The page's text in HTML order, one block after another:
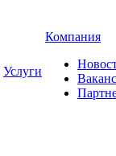
Услуги
Компания